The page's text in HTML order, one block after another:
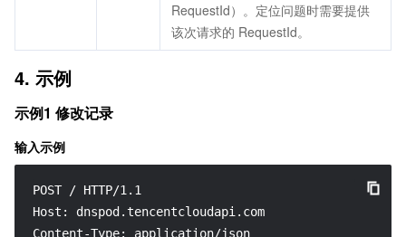
RequestId）。定位问题时需要提供
该次请求的 RequestId。
4. 示例
示例1 修改记录
输入示例
POST / HTTP/1.1
Host: dnspod.tencentcloudapi.com
Content-Type: application/json